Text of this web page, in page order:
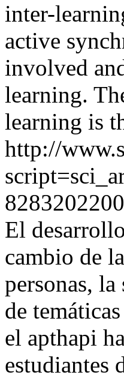
inter-
active
involved
learning.
learning is
http://
El
cambio de
personas,
de
el apthapi
estudiantes